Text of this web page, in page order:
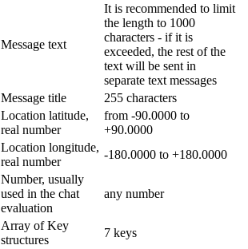
Message text
It is recommended to limit
the length to 1000
characters - if it is
exceeded, the rest of the
text will be sent in
separate text messages
Message title
255 characters
Location latitude,
real number
from -90.0000 to
+90.0000
Location longitude,
real number
-180.0000 to +180.0000
Number, usually
used in the chat
evaluation
any number
Array of Key
structures
7 keys